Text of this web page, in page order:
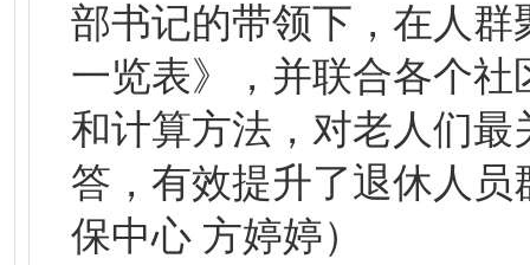
部书记的带领下，在人群
一览表》，并联合各个
和计算方法，对老人们最
答，有效提升了退休人
保中心 方婷婷）